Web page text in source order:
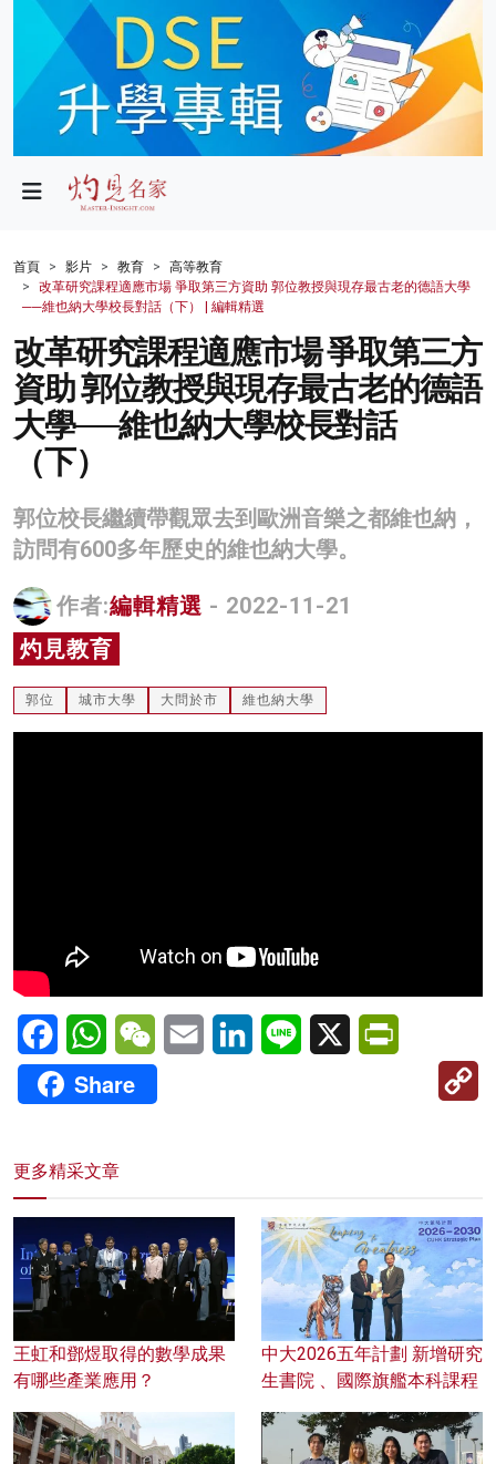
政局
財經
生活
健康
商業
科技
影片
名家榜
關於我們
首頁 影片 教育
高等教育
改革研究課程適應市場 爭取第三方資助 郭位教授與現存最古老的德語大學
──維也納大學校長對話（下） | 編輯精選
改革研究課程適應市場 爭取第三方
資助 郭位教授與現存最古老的德語
大學──維也納大學校長對話
（下）
郭位校長繼續帶觀眾去到歐洲音樂之都維也納，
訪問有600多年歷史的維也納大學。
作者:編輯精選 - 2022-11-21
灼見教育
郭位 城市大學 大問於市 維也納大學
FacebookWhatsAppWeChatEmail LinkedInLine X
Share
更多精采文章
王虹和鄧煜取得的數學成果
有哪些產業應用？
中大2026五年計劃 新增研究
生書院 、國際旗艦本科課程